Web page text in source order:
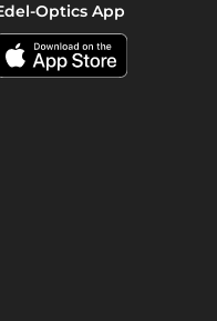
Optics App